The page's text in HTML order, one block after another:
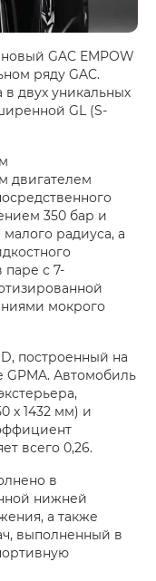
GAC EMPOW
ряду GAC.
двух уникальных
GL (S-
двигателем
350 бар и
радиуса, а
паре с 7-
мокрого
построенный на
Автомобиль
x 1432 мм) и
всего 0,26.
в
нижней
а также
выполненный в